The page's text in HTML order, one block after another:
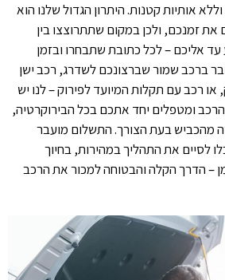
אותיות קטנות. היתרון הגדול שלנו הוא
את זמנכם, ולכן במקום שתתרוצצו בין
עד אליכם – לכל כתובת שתבחרו ובזמן
ברכב שמור שברצונכם לשדרג, רכב ישן
רכב עם תקלות המיועד לפירוק – לנו יש
ומטפלים יחד אתכם בכל הבירוקרטיה,
מהכביש בעת הצורך. התשלום מועבר
לסיים את התהליך במהירות, בחיוך
– הדרך הקלה והבטוחה למכור את הרכב